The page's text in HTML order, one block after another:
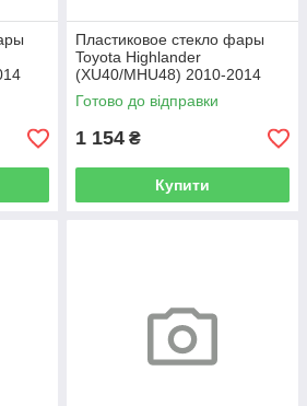
Пластиковое стекло фары
Toyota Highlander
(XU40/MHU48) 2010-2014
правое (пассажирское)
Готово до відправки
1 154 ₴
Купити